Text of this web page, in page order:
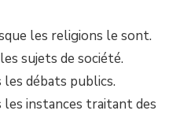
les religions le sont.
sujets de société.
débats publics.
instances traitant des